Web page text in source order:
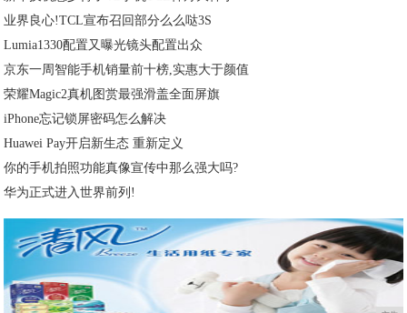
业界良心!TCL宣布召回部分么么哒3S
Lumia1330配置又曝光镜头配置出众
京东一周智能手机销量前十榜,实惠大于颜值
荣耀Magic2真机图赏最强滑盖全面屏旗
iPhone忘记锁屏密码怎么解决
Huawei Pay开启新生态 重新定义
你的手机拍照功能真像宣传中那么强大吗?
华为正式进入世界前列!